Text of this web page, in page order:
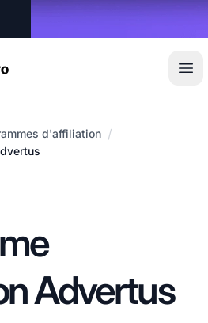
d'affiliation /
Advertus